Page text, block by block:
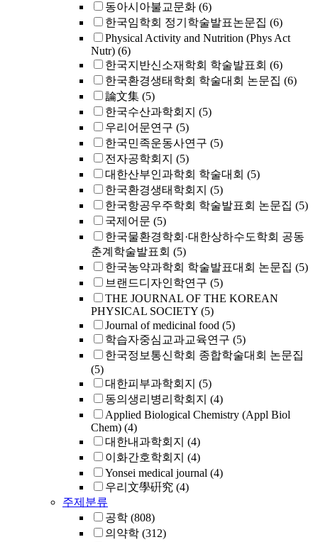
동아시아불교문화 (6)
한국임학회 정기학술발표논문집 (6)
Physical Activity and Nutrition (Phys Act
Nutr) (6)
한국지반신소재학회 학술발표회 (6)
한국환경생태학회 학술대회 논문집 (6)
論文集 (5)
한국수산과학회지 (5)
우리어문연구 (5)
한국민족운동사연구 (5)
전자공학회지 (5)
대한산부인과학회 학술대회 (5)
한국환경생태학회지 (5)
한국항공우주학회 학술발표회 논문집 (5)
국제어문 (5)
한국물환경학회·대한상하수도학회 공동
춘계학술발표회 (5)
한국농약과학회 학술발표대회 논문집 (5)
브랜드디자인학연구 (5)
THE JOURNAL OF THE KOREAN
PHYSICAL SOCIETY (5)
Journal of medicinal food (5)
학습자중심교과교육연구 (5)
한국정보통신학회 종합학술대회 논문집
(5)
대한피부과학회지 (5)
동의생리병리학회지 (4)
Applied Biological Chemistry (Appl Biol
Chem) (4)
대한내과학회지 (4)
이화간호학회지 (4)
Yonsei medical journal (4)
우리文學硏究 (4)
주제분류
공학 (808)
의약학 (312)